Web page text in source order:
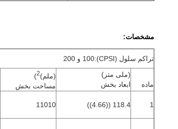
مشخصات:
تراکم سلول (CPSI):100 و 200
ماده
(ملی متر)
ابعاد بخش
(ملم)2
)
مساحت بخش
1
118.4 ((4.66))
11010